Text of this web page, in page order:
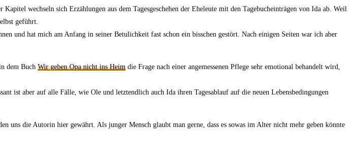
wechseln sich Erzählungen aus dem Tagesgeschehen der Eheleute mit den Tagebucheinträgen von Ida ab. Weil
geführt.
und hat mich am Anfang in seiner Betulichkeit fast schon ein bisschen gestört. Nach einigen Seiten war ich aber
dem Buch Wir geben Opa nicht ins Heim die Frage nach einer angemessenen Pflege sehr emotional behandelt wird,
ist aber auf alle Fälle, wie Ole und letztendlich auch Ida ihren Tagesablauf auf die neuen Lebensbedingungen
uns die Autorin hier gewährt. Als junger Mensch glaubt man gerne, dass es sowas im Alter nicht mehr geben könnte